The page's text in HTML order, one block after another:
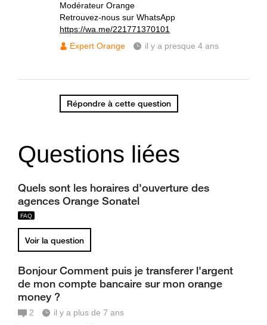
Modérateur Orange
Retrouvez-nous sur WhatsApp
https://wa.me/221771370101
Expert Orange
il y a presque 4 ans
Répondre à cette question
Questions liées
Quels sont les horaires d'ouverture des
agences Orange Sonatel
Voir la question
Bonjour Comment puis je transferer l'argent
de mon compte bancaire sur mon orange
money ?
2 il y a plus de 7 ans